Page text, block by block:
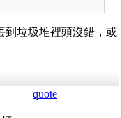
到垃圾堆裡頭沒錯，或
quote